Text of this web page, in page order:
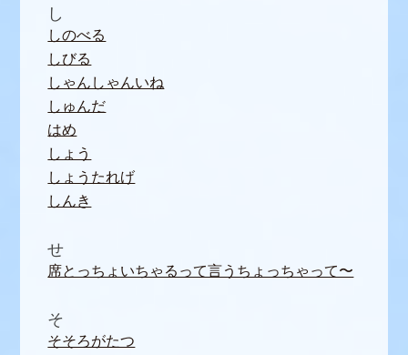
し
しのべる
しびる
しゃんしゃんいね
しゅんだ
はめ
しょう
しょうたれげ
しんき
せ
席とっちょいちゃるって言うちょっちゃって〜
そ
そそろがたつ